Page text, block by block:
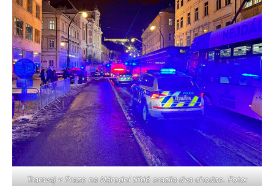
Tramvaj v Praze na Národní třídě srazila dva chodce. Foto: